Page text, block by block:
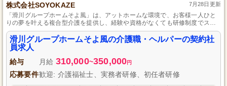
株式会社SOYOKAZE 7月28日更新
「滑川グループホームそよ風」は、アットホームな環境で、お客様一人ひと
りの夢を叶える複合型介護を提供し、経験や資格がなくても研修制度でスキ
ルアップできる安心した職場です。
滑川グループホームそよ風の介護職・ヘルパーの契約社
員求人
給与 月給 310,000~350,000円
応募要件歓迎: 介護福祉士、実務者研修、初任者研修